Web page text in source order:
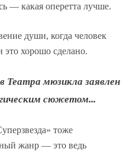
— какая оперетта лучше.
души, когда человек
это хорошо сделано.
Театра мюзикла заявлен
сюжетом...
тоже
жанр — это ведь